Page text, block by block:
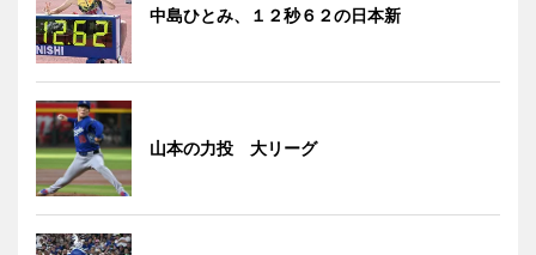
中島ひとみ、１２秒６２の日本新
山本の力投 大リーグ